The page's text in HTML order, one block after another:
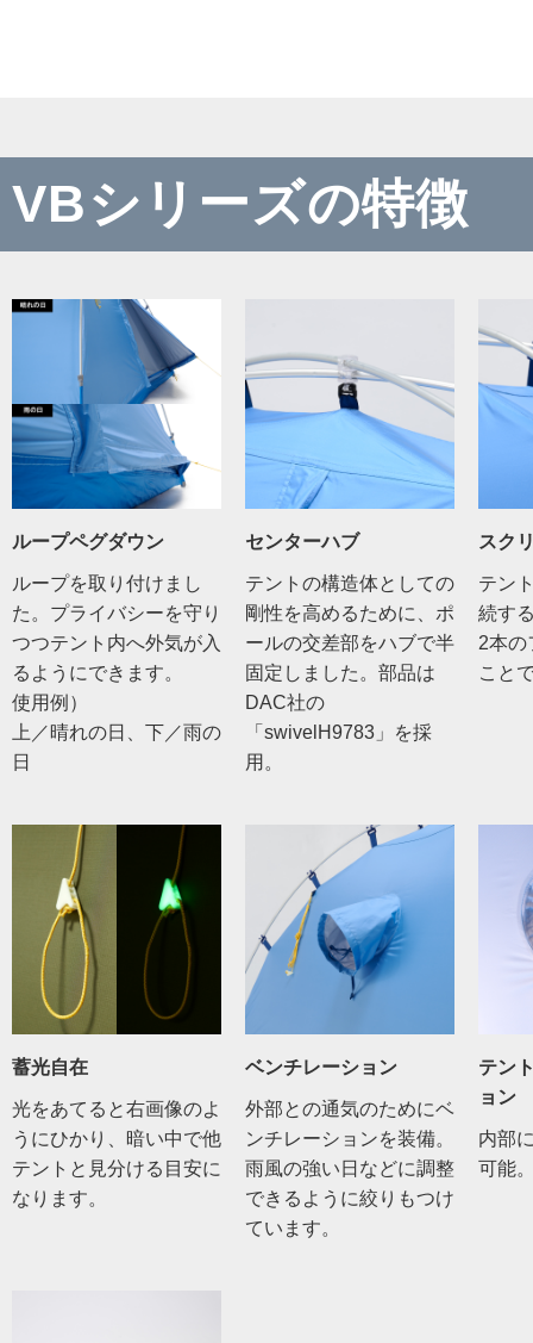
VBシリーズの特徴
ループペグダウン
ループを取り付けまし
た。プライバシーを守り
つつテント内へ外気が入
るようにできます。
使用例）
上／晴れの日、下／雨の
日
センターハブ
テントの構造体としての
剛性を高めるために、ポ
ールの交差部をハブで半
固定しました。部品は
DAC社の
「swivelH9783」を採
用。
スク
テン
続す
2本の
こと
蓄光自在
光をあてると右画像のよ
うにひかり、暗い中で他
テントと見分ける目安に
なります。
ベンチレーション
外部との通気のためにベ
ンチレーションを装備。
雨風の強い日などに調整
できるように絞りもつけ
ています。
テン
ョン
内部
可能